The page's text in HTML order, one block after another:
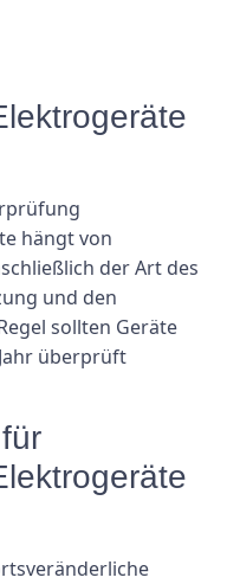
hängt von
der Art des
und den
sollten Geräte
überprüft